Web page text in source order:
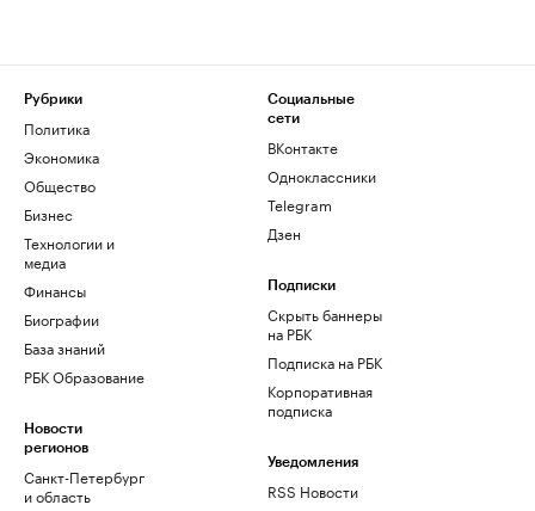
Рубрики
Политика
Экономика
Общество
Бизнес
Технологии и
медиа
Финансы
Биографии
База знаний
РБК Образование
Новости
регионов
Санкт-Петербург
и область
Социальные
сети
ВКонтакте
Одноклассники
Telegram
Дзен
Подписки
Скрыть баннеры
на РБК
Подписка на РБК
Корпоративная
подписка
Уведомления
RSS Новости